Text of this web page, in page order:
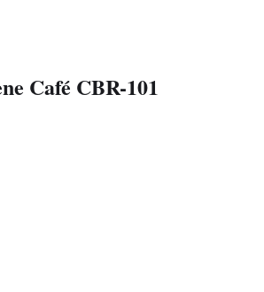
Café CBR-101